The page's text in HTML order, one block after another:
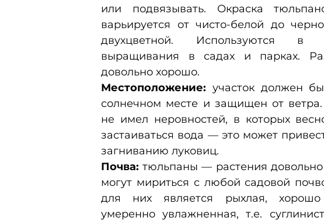
или подвязывать. Окраска
варьируется от чисто-белой до
двухцветной. Используются в
выращивания в садах и парках.
довольно хорошо.
Местоположение: участок должен
солнечном месте и защищен от
не имел неровностей, в которых
застаиваться вода — это может
загниванию луковиц.
Почва: тюльпаны — растения
могут мириться с любой садовой
для них является рыхлая, хорошо
умеренно увлажненная, т.е.